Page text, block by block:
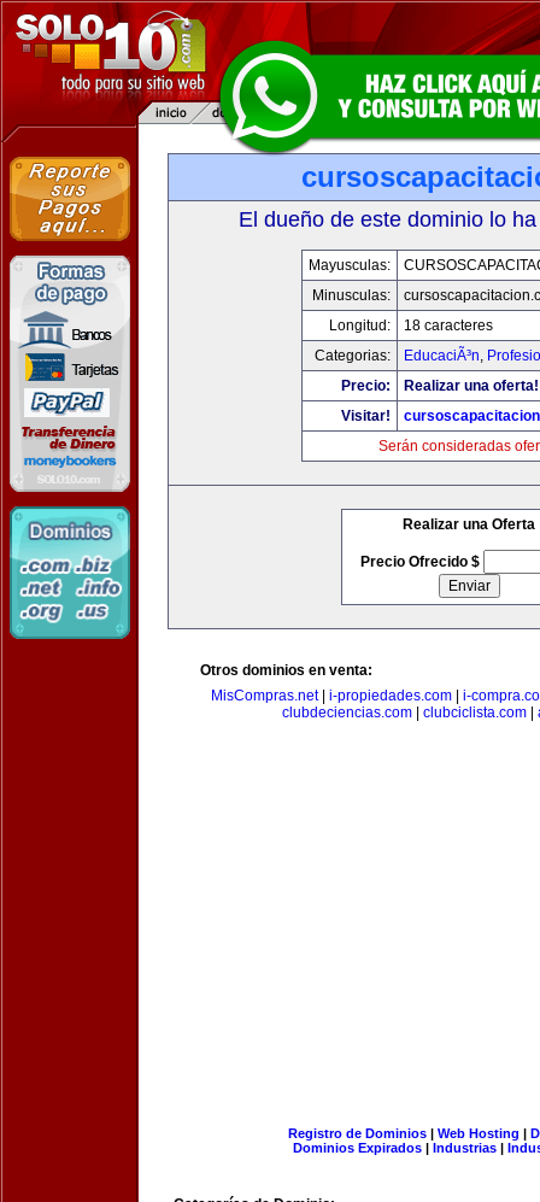
El dueño de este dominio lo
Mayusculas:
Minusculas:
Longitud:
18 caracteres
Categorias:
EducaciÃ³n,
Precio:
Realizar una oferta!
Visitar!
Serán consideradas
Realizar una Oferta
Precio Ofrecido $
Otros dominios en venta:
MisCompras.net| i-propiedades.com| i-
clubdeciencias.com
clubciclista.com
Registro de Dominios| Web Hosting |
Dominios Expirados | Industrias |